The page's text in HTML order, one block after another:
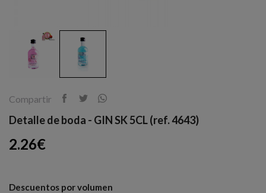
Compartir
Detalle de boda - GIN SK 5CL (ref. 4643)
2.26€
Descuentos por volumen